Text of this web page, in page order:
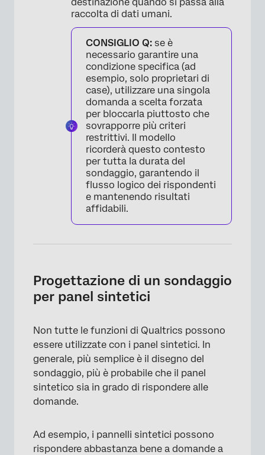
raccolta di dati umani.
CONSIGLIO Q: se è
necessario garantire una
condizione specifica (ad
esempio, solo proprietari di
case), utilizzare una singola
domanda a scelta forzata
per bloccarla piuttosto che
sovrapporre più criteri
restrittivi. Il modello
ricorderà questo contesto
per tutta la durata del
sondaggio, garantendo il
flusso logico dei rispondenti
e mantenendo risultati
affidabili.
Progettazione di un sondaggio
per panel sintetici
Non tutte le funzioni di Qualtrics possono
essere utilizzate con i panel sintetici. In
generale, più semplice è il disegno del
sondaggio, più è probabile che il panel
sintetico sia in grado di rispondere alle
domande.
Ad esempio, i pannelli sintetici possono
rispondere abbastanza bene a domande a